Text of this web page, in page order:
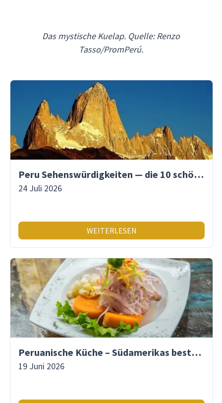
Das mystische Kuelap. Quelle: Renzo
Tasso/PromPerú.
Peru Sehenswürdigkeiten — die 10 schönsten Orte
24 Juli 2026
WEITERLESEN
Peruanische Küche – Südamerikas beste Gastronomie
19 Juni 2026